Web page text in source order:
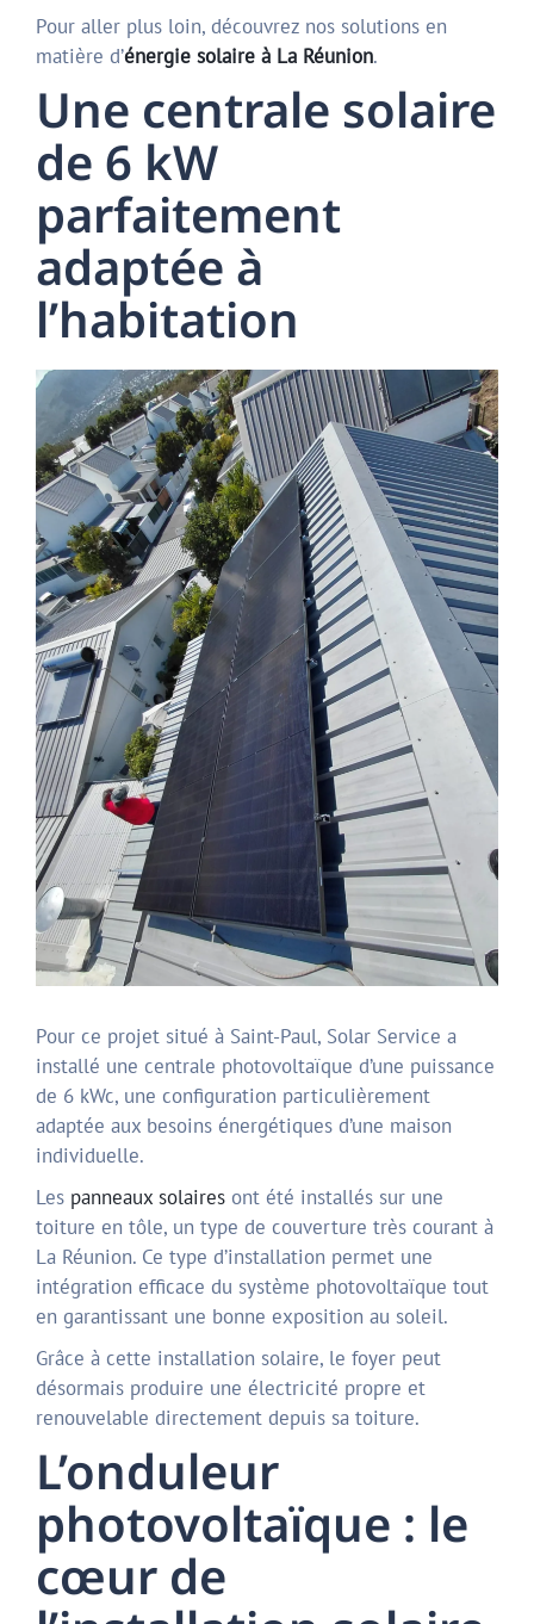
Pour aller plus loin, découvrez nos solutions en
matière d’énergie solaire à La Réunion.
Une centrale solaire
de 6 kW
parfaitement
adaptée à
l’habitation
Pour ce projet situé à Saint-Paul, Solar Service a
installé une centrale photovoltaïque d’une puissance
de 6 kWc, une configuration particulièrement
adaptée aux besoins énergétiques d’une maison
individuelle.
Les panneaux solaires ont été installés sur une
toiture en tôle, un type de couverture très courant à
La Réunion. Ce type d’installation permet une
intégration efficace du système photovoltaïque tout
en garantissant une bonne exposition au soleil.
Grâce à cette installation solaire, le foyer peut
désormais produire une électricité propre et
renouvelable directement depuis sa toiture.
L’onduleur
photovoltaïque : le
cœur de